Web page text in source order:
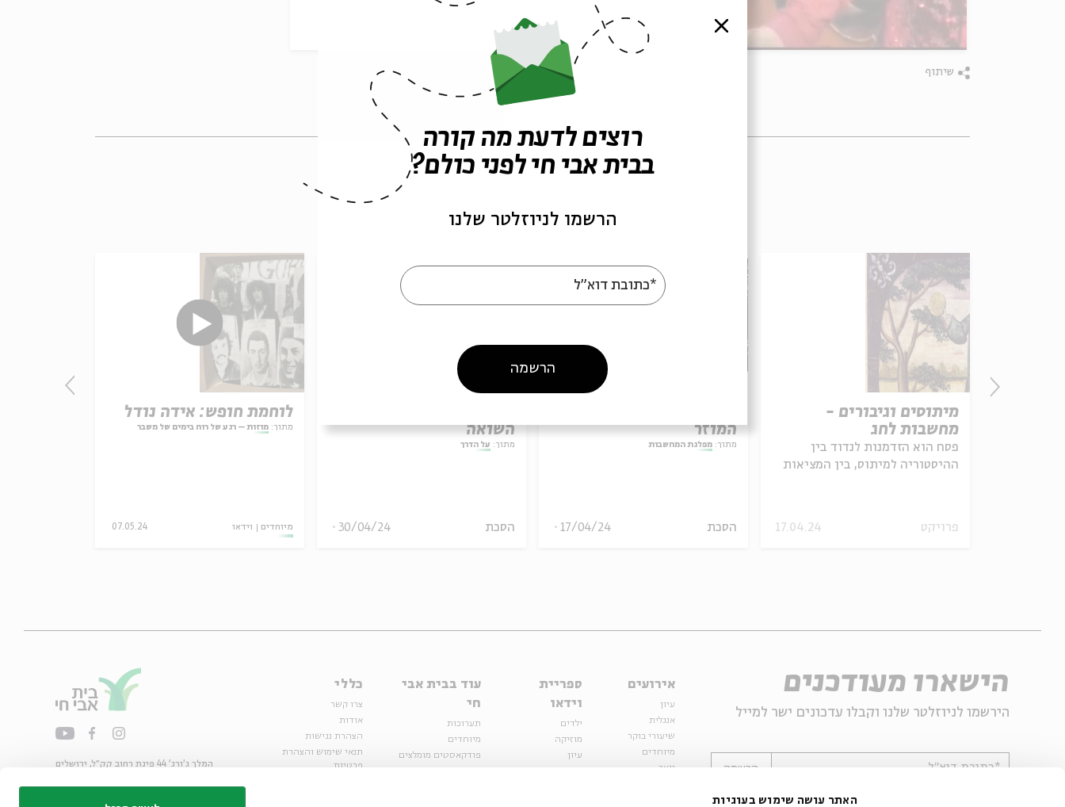
האתר עושה שימוש בעוגיות
שיתוף
עוד בבית אבי חי
לוחמת חופש: אידה נודל
מתוך: מוזות – רגע של רוח בימים של משבר
מיוחדים וידאו 07.05.24
השואה
מתוך: על הדרך
הסכת 30/04/24
המוזר
מתוך: מפלגת המחשבות
הסכת 17/04/24
מיתוסים וגיבורים -
מחשבות לחג
פסח הוא הזדמנות לנדוד בין
ההיסטוריה למיתוס, בין המציאות
פרויקט 17.04.24
הישארו מעודכנים
הירשמו לניוזלטר שלנו וקבלו עדכונים ישר למייל
*כתובת דוא"ל הרשמה
אירועים
עיון
אנגלית
שיעורי בוקר
מיוחדים
נוער
ספריית
וידאו
ילדים
מוזיקה
עיון
עוד בבית אבי
חי
תערוכות
מיוחדים
פודקאסטים מומלצים
כללי
צרו קשר
אודות
הצהרת נגישות
תנאי שימוש והצהרת
פרטיות
המלך ג'ורג' 44 פינת רחוב קק״ל, ירושלים
סגור
רוצים לדעת מה קורה
בבית אבי חי לפני כולם?
הרשמו לניוזלטר שלנו
*כתובת דוא"ל
הרשמה